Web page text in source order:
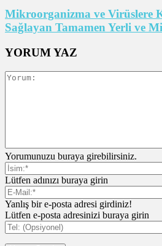
Mikroorganizma ve Virüslere
Sağlayan Tamamen Yerli ve
YORUM YAZ
Yorumunuzu buraya girebilirsiniz.
Lütfen adınızı buraya girin
Yanlış bir e-posta adresi girdiniz!
Lütfen e-posta adresinizi buraya girin